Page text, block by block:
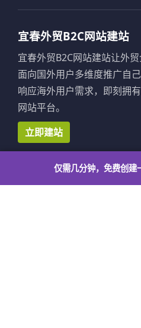
仅需几分钟，免费创建
宜春外贸B2C网站建站
宜春外贸B2C网站建站让外
面向国外用户多维度推广自
响应海外用户需求，即刻拥
网站平台。
立即建站
宜春外贸网店系统